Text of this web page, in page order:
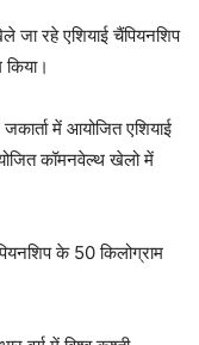
रहे एशियाई चैंपियनशिप
में आयोजित एशियाई
कॉमनवेल्थ खेलो में
के 50 किलोग्राम